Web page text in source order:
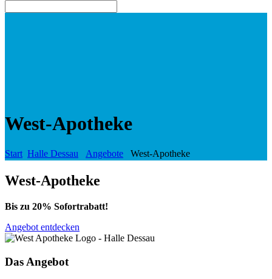
West-Apotheke
Start Halle Dessau Angebote West-Apotheke
West-Apotheke
Bis zu 20% Sofortrabatt!
Angebot entdecken
Das Angebot